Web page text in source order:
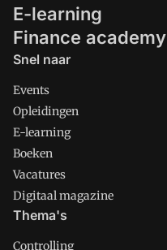
E-learning
Finance academy
Snel naar
Events
Opleidingen
E-learning
Boeken
Vacatures
Digitaal magazine
Thema's
Controlling